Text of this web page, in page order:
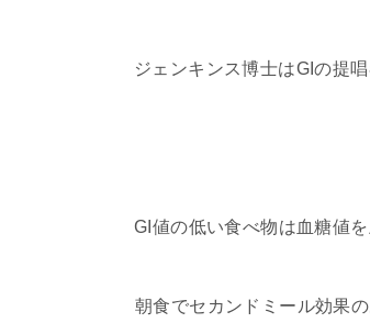
ジェンキンス博士はGIの提唱
GI値の低い食べ物は血糖値
朝食でセカンドミール効果